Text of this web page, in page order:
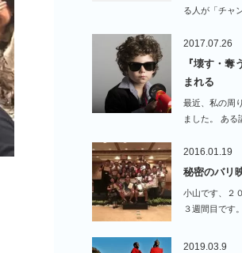
る人が「チャ
2017.07.26
『壊す・奪
まれる
最近、私の周
ました。 ある
2016.01.19
秘密のバリ
小山です、２
３週間目です
2019.03.9